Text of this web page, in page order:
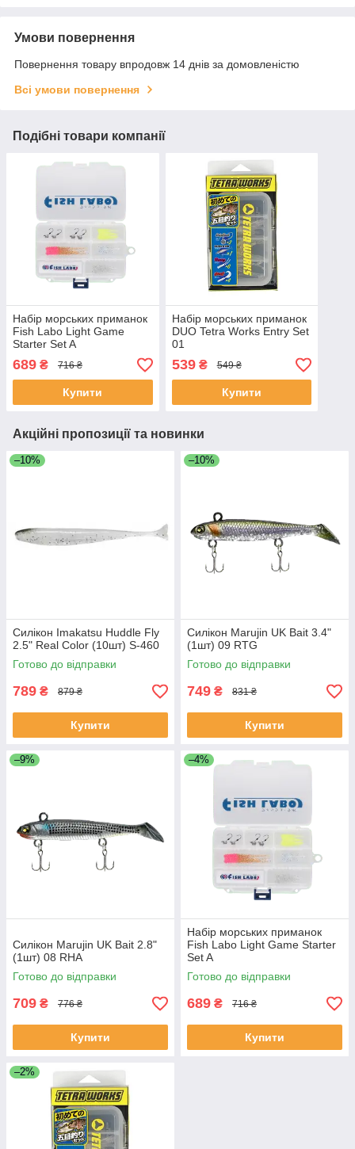
Умови повернення
Повернення товару впродовж 14 днів за домовленістю
Всі умови повернення
Подібні товари компанії
Набір морських приманок
Fish Labo Light Game
Starter Set A
689 ₴ 716 ₴
Купити
Набір морських приманок
DUO Tetra Works Entry Set
01
539₴ 549 ₴
Купити
Акційні пропозиції та новинки
–10%
Силікон Imakatsu Huddle Fly
2.5" Real Color (10шт) S-460
Готово до відправки
789 ₴ 879 ₴
Купити
–10%
Силікон Marujin UK Bait 3.4"
(1шт) 09 RTG
Готово до відправки
749 ₴ 831 ₴
Купити
–9%
Силікон Marujin UK Bait 2.8"
(1шт) 08 RHA
Готово до відправки
709 ₴ 776 ₴
Купити
–4%
Набір морських приманок
Fish Labo Light Game Starter
Set A
Готово до відправки
689 ₴ 716 ₴
Купити
–2%